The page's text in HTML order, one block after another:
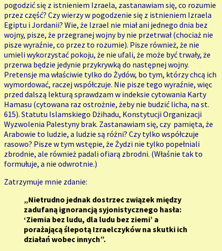
pogodzić się z istnieniem Izraela, zastanawiam się, co rozumie
przez część? Czy wierzy w pogodzenie się z istnieniem Izraela
Egiptu i Jordanii? Wie, że Izrael nie miał ani jednego dnia bez
wojny, pisze, że przegranej wojny by nie przetrwał (chociaż nie
pisze wyraźnie, co przez to rozumie). Pisze również, że nie
umieli wykorzystać pokoju, że nie ufali, że może być trwały, że
przerwa będzie jedynie przykrywką do następnej wojny.
Pretensje ma właściwie tylko do Żydów, bo tym, którzy chcą ich
wymordować, raczej współczuje. Nie pisze tego wyraźnie, więc
przed dalszą lekturą sprawdzam w indeksie cytowania Karty
Hamasu (cytowana raz ostrożnie, żeby nie budzić licha, na st.
615). Statutu Islamskiego Dżihadu, Konstytucji Organizacji
Wyzwolenia Palestyny brak. Zastanawiam się, czy pamięta, że
Arabowie to ludzie, a ludzie są różni? Czy tylko współczuje
rasowo? Pisze w tym wstępie, że Żydzi nie tylko popełniali
zbrodnie, ale również padali ofiarą zbrodni. (Właśnie tak to
formułuje, a nie odwrotnie.)
Zatrzymuje mnie zdanie:
„Nietrudno jednak dostrzec związek między
zadufaną ignorancją syjonistycznego hasła:
‘Ziemia bez ludu, dla ludu bez ziemi’ a
porażającą ślepotą Izraelczyków na skutki ich
działań wobec innych”.